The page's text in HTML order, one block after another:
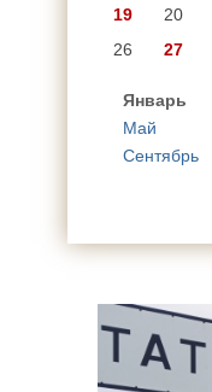
19
20
26
27
Январь
Май
Сентябрь